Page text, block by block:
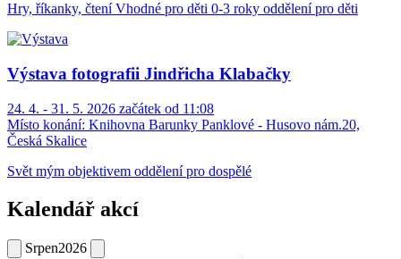
Hry, říkanky, čtení Vhodné pro děti 0-3 roky oddělení pro děti
Výstava fotografii Jindřicha Klabačky
24. 4. - 31. 5. 2026 začátek od 11:08
Místo konání: Knihovna Barunky Panklové - Husovo nám.20,
Česká Skalice
Svět mým objektivem oddělení pro dospělé
Kalendář akcí
Srpen2026